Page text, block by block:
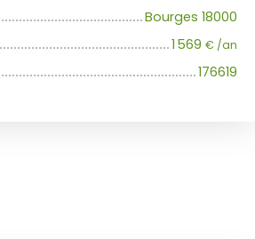
Bourges 18000
1 569 € /an
176619